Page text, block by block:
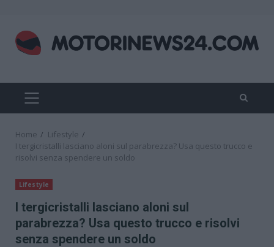
content
PRIMARY
MENU
Home
Lifestyle
I tergicristalli lasciano aloni sul parabrezza? Usa questo trucco e
risolvi senza spendere un soldo
Lifestyle
I tergicristalli lasciano aloni sul
parabrezza? Usa questo trucco e risolvi
senza spendere un soldo